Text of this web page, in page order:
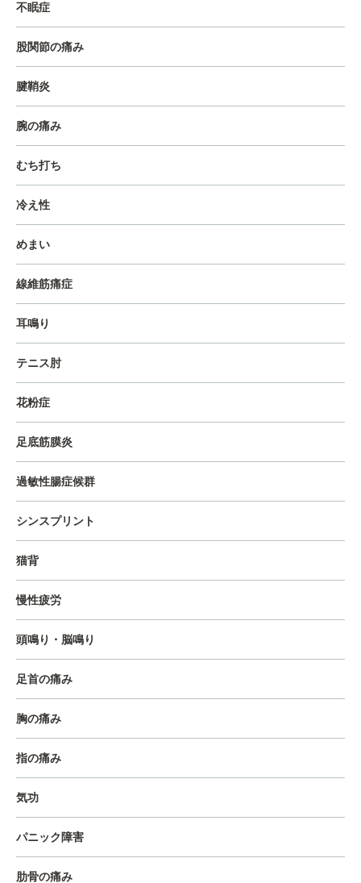
不眠症
股関節の痛み
腱鞘炎
腕の痛み
むち打ち
冷え性
めまい
線維筋痛症
耳鳴り
テニス肘
花粉症
足底筋膜炎
過敏性腸症候群
シンスプリント
猫背
慢性疲労
頭鳴り・脳鳴り
足首の痛み
胸の痛み
指の痛み
気功
パニック障害
肋骨の痛み